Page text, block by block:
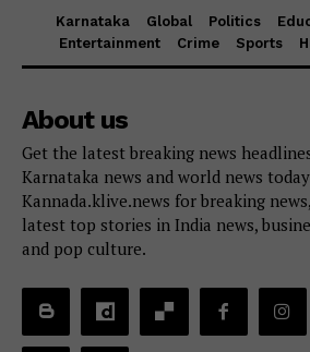
Karnataka Global Politics
Entertainment
Crime Sports
About us
Get the latest breaking news
Karnataka news and world news
Kannada.klive.news for breaking
latest top stories in India news,
and pop culture.